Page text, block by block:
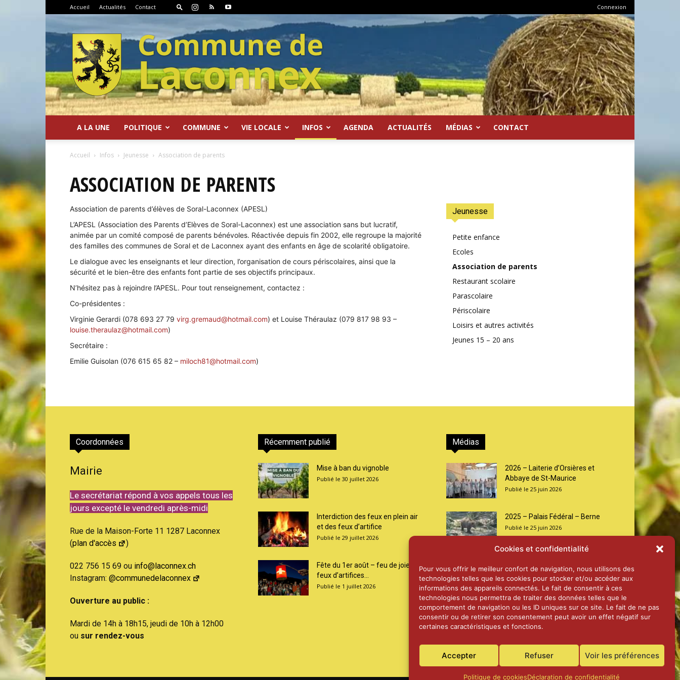
Cookies et confidentialité
Pour vous offrir le meilleur confort de navigation, nous utilisons des
technologies telles que les cookies pour stocker et/ou accéder aux
informations des appareils connectés. Le fait de consentir à ces
technologies nous permettra de traiter des données telles que le
comportement de navigation ou les ID uniques sur ce site. Le fait de ne pas
consentir ou de retirer son consentement peut avoir un effet négatif sur
certaines caractéristiques et fonctions.
Accepter Refuser Voir les préférences
Politique de cookiesDéclaration de confidentialité
Connexion
Accueil Actualités Contact
de
•
Canton
de
Genève
A LA UNE POLITIQUE COMMUNE VIE LOCALE INFOS AGENDA ACTUALITÉS MÉDIAS CONTACT
Accueil Infos Jeunesse Association de parents
ASSOCIATION DE PARENTS
Association de parents d’élèves de Soral-Laconnex (APESL)
L’APESL (Association des Parents d’Elèves de Soral-Laconnex) est une association sans but lucratif,
animée par un comité composé de parents bénévoles. Réactivée depuis fin 2002, elle regroupe la majorité
des familles des communes de Soral et de Laconnex ayant des enfants en âge de scolarité obligatoire.
Le dialogue avec les enseignants et leur direction, l’organisation de cours périscolaires, ainsi que la
sécurité et le bien-être des enfants font partie de ses objectifs principaux.
N’hésitez pas à rejoindre l’APESL. Pour tout renseignement, contactez :
Co-présidentes :
Virginie Gerardi (078 693 27 79 virg.gremaud@hotmail.com) et Louise Théraulaz (079 817 98 93 –
louise.theraulaz@hotmail.com)
Secrétaire :
Emilie Guisolan (076 615 65 82 – miloch81@hotmail.com)
Jeunesse
Petite enfance
Ecoles
Association de parents
Restaurant scolaire
Parascolaire
Périscolaire
Loisirs et autres activités
Jeunes 15 – 20 ans
Coordonnées
Mairie
Le secrétariat répond à vos appels tous les
jours excepté le vendredi après-midi
Rue de la Maison-Forte 11 1287 Laconnex
(plan d'accès )
022 756 15 69 ou info@laconnex.ch
Instagram: @communedelaconnex
Ouverture au public :
Mardi de 14h à 18h15, jeudi de 10h à 12h00
ou sur rendez-vous
Récemment publié
Mise à ban du vignoble
30 juillet 2026
Interdiction des feux en plein air
et des feux d’artifice
29 juillet 2026
Fête du 1er août – feu de joie et
feux d’artifices...
1 juillet 2026
Médias
2026 – Laiterie d’Orsières et
Abbaye de St-Maurice
25 juin 2026
2025 – Palais Fédéral – Berne
25 juin 2026
Aînés – Noël 2024
14 janvier 2025